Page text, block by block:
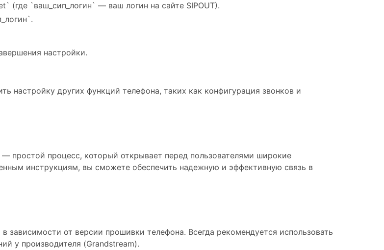
(где `ваш_сип_логин` — ваш логин на сайте SIPOUT).
настройки.
настройку других функций телефона, таких как конфигурация звонков и
— простой процесс, который открывает перед пользователями широкие
инструкциям, вы сможете обеспечить надежную и эффективную связь в
зависимости от версии прошивки телефона. Всегда рекомендуется использовать
у производителя (Grandstream).